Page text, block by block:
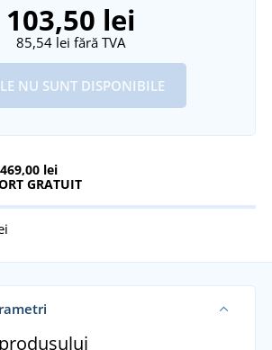
103,50 lei
85,54 lei fără TVA
NU SUNT DISPONIBILE
469,00 lei
GRATUIT